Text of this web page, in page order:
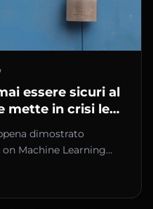
essere sicuri al
mette in crisi le
AI
dimostrato
Machine Learning